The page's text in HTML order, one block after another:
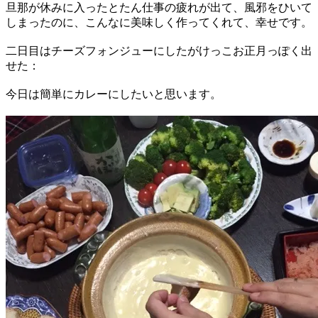
旦那が休みに入ったとたん仕事の疲れが出て、風邪をひいて
しまったのに、こんなに美味しく作ってくれて、幸せです。
二日目はチーズフォンジューにしたがけっこお正月っぽく出
せた：
​今日は簡単にカレーにしたいと思います。